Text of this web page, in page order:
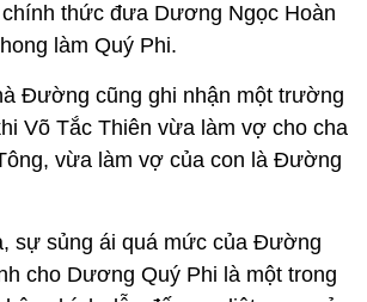
thức đưa Dương Ngọc Hoàn
làm Quý Phi.
Đường cũng ghi nhận một trường
Võ Tắc Thiên vừa làm vợ cho cha
vừa làm vợ của con là Đường
sự sủng ái quá mức của Đường
cho Dương Quý Phi là một trong